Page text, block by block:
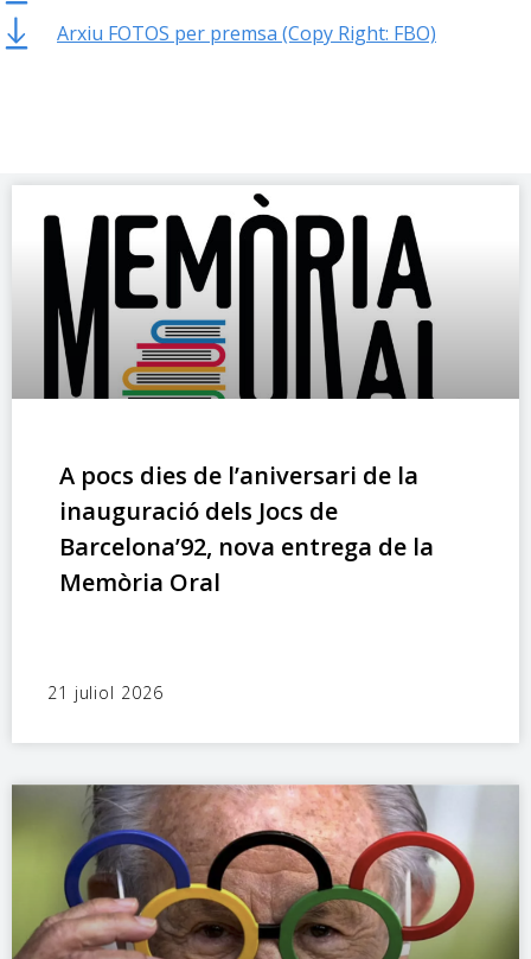
Arxiu FOTOS per premsa (Copy Right: FBO)
A pocs dies de l’aniversari de la
inauguració dels Jocs de
Barcelona’92, nova entrega de la
Memòria Oral
21 juliol 2026